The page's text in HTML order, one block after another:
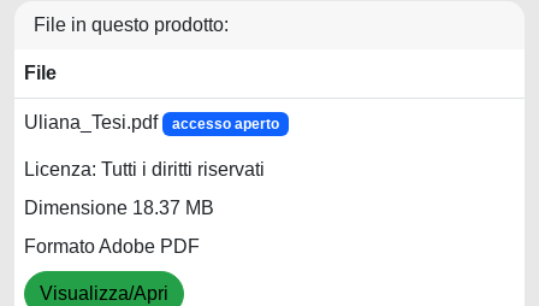
File in questo prodotto:
File
Uliana_Tesi.pdf accesso aperto
Licenza: Tutti i diritti riservati
Dimensione 18.37 MB
Formato Adobe PDF
Visualizza/Apri